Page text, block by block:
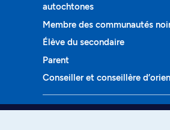
autochtones
Membre des communautés
Élève du secondaire
Parent
Conseiller et conseillère
Programmes et cours